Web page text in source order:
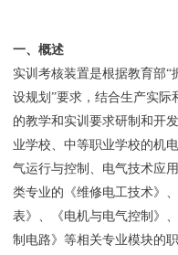
一、概述
实训考核装置是根据教育部“
设规划”要求，结合生产实
的教学和实训要求研制和开
业学校、中等职业学校的机
气运行与控制、电气技术应
类专业的《维修电工技术》
表》、《电机与电气控制》
制电路》等相关专业模块的